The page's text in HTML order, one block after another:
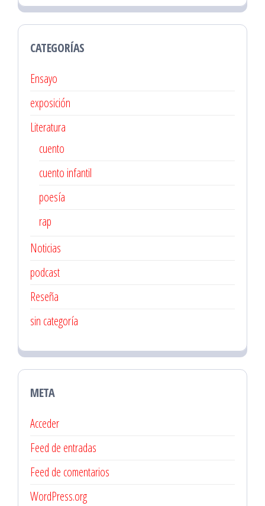
CATEGORÍAS
Ensayo
exposición
Literatura
cuento
cuento infantil
poesía
rap
Noticias
podcast
Reseña
sin categoría
META
Acceder
Feed de entradas
Feed de comentarios
WordPress.org